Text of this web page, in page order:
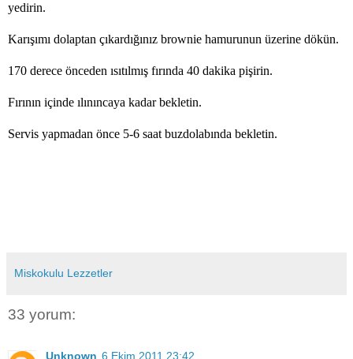
yedirin.
Karışımı dolaptan çıkardığınız brownie hamurunun üzerine dökün.
170 derece önceden ısıtılmış fırında 40 dakika pişirin.
Fırının içinde ılınıncaya kadar bekletin.
Servis yapmadan önce 5-6 saat buzdolabında bekletin.
Miskokulu Lezzetler
33 yorum:
Unknown 6 Ekim 2011 23:42